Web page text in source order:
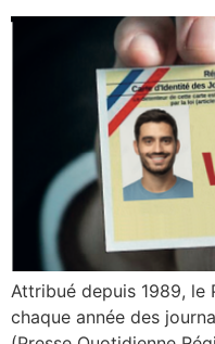
Attribué depuis 1989, le
chaque année des